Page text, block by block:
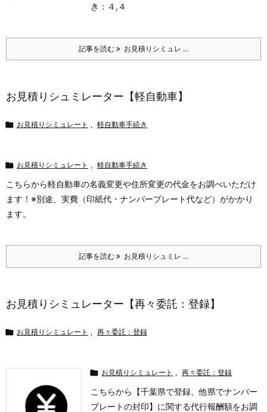
き：４,４
記事を読む お見積りシミュレ ...
お見積りシュミレーター【軽自動車】
 お見積りシミュレート , 軽自動車手続き
 お見積りシミュレート , 軽自動車手続き
こちらから軽自動車の名義変更や住所変更の代金をお調べいただけ
ます！ ※別途、実費（印紙代・ナンバープレート代など）がかかり
ます。
記事を読む お見積りシュミレ ...
お見積りシミュレーター【再々委託：登録】
 お見積りシミュレート , 再々委託：登録
 お見積りシミュレート , 再々委託：登録
こちらから【千葉県で登録、他県でナンバー
プレートの封印】に関する代行報酬額をお調